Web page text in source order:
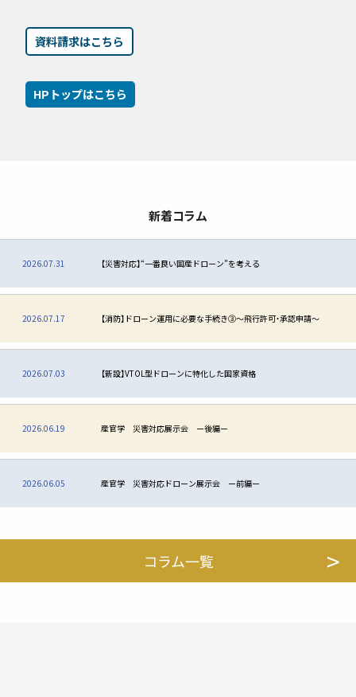
資料請求はこちら
HPトップはこちら
新着コラム
2026.07.31 【災害対応】“一番良い国産ドローン”を考える
2026.07.17 【消防】ドローン運用に必要な手続き③〜飛行許可・承認申請〜
2026.07.03 【新設】VTOL型ドローンに特化した国家資格
2026.06.19 産官学 災害対応展示会 ー後編ー
2026.06.05 産官学 災害対応ドローン展示会 ー前編ー
コラム一覧